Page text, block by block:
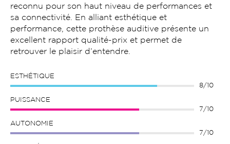
reconnu pour son haut niveau de performances et
sa connectivité. En alliant esthétique et
performance, cette prothèse auditive présente un
excellent rapport qualité-prix et permet de
retrouver le plaisir d’entendre.
ESTHÉTIQUE
8/10
PUISSANCE
7/10
AUTONOMIE
7/10